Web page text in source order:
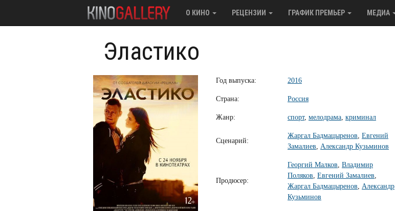
О КИНО РЕЦЕНЗИИ ГРАФИК ПРЕМЬЕР МЕДИА
Эластико
Год выпуска: 2016
Страна: Россия
Жанр: спорт, мелодрама, криминал
Сценарий:
Жаргал Бадмацыренов, Евгений
Замалиев, Александр Кузьминов
Продюсер:
Георгий Малков, Владимир
Поляков, Евгений Замалиев,
Жаргал Бадмацыренов, Александр
Кузьминов